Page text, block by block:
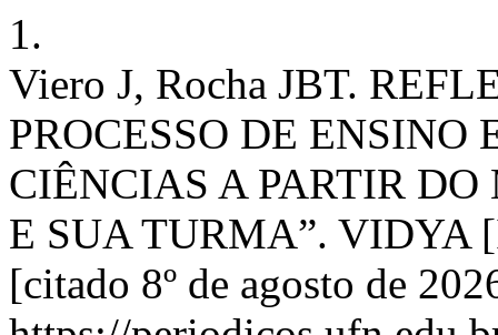
1.
Viero J, Rocha JBT.
PROCESSO DE
CIÊNCIAS A PARTIR
E SUA TURMA”. VIDYA
[citado 8º de agosto de